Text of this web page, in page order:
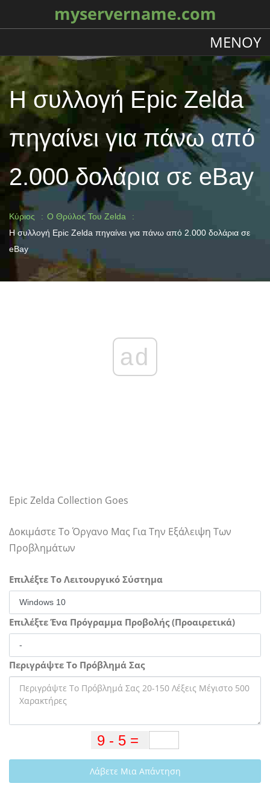
myservername.com
ΜΕΝΟΎ
Η συλλογή Epic Zelda
πηγαίνει για πάνω από
2.000 δολάρια σε eBay
Κύριος
Ο Θρύλος Του Zelda
Η συλλογή Epic Zelda πηγαίνει για πάνω από 2.000 δολάρια σε
eBay
ad
Epic Zelda Collection Goes
Δοκιμάστε Το Όργανο Μας Για Την Εξάλειψη Των
Προβλημάτων
Επιλέξτε Το Λειτουργικό Σύστημα
Επιλέξτε Ένα Πρόγραμμα Προβολής (Προαιρετικά)
Περιγράψτε Το Πρόβλημά Σας
Λάβετε Μια Απάντηση